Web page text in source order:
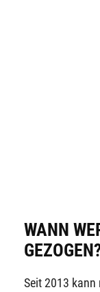
WANN
Seit 2013